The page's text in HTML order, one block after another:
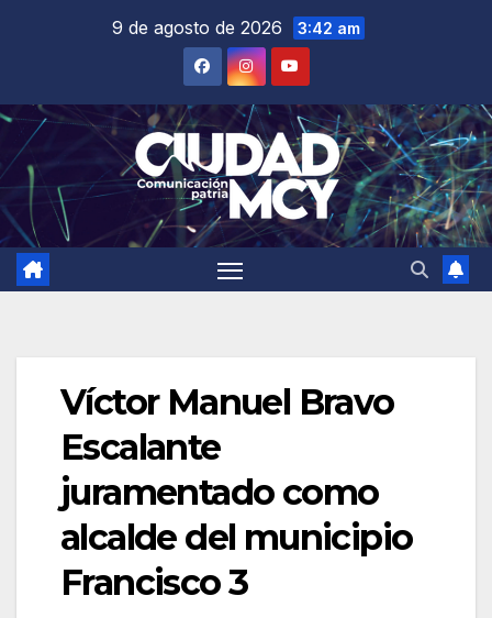
9 de agosto de 2026 3:42 am
Víctor Manuel Bravo
Escalante
juramentado como
alcalde del municipio
Francisco 3